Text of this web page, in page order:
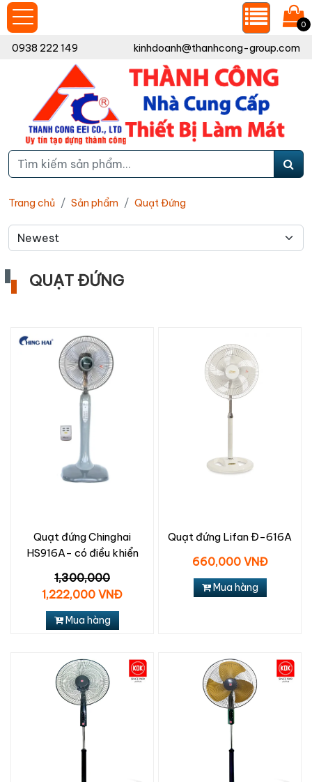
0
0938 222 149 kinhdoanh@thanhcong-group.com
Trang chủ Sản phẩm Quạt Đứng
QUẠT ĐỨNG
Quạt đứng Chinghai
HS916A- có điều khiển
1,300,000
1,222,000 VNĐ
Mua hàng
Quạt đứng Lifan Đ-616A
660,000 VNĐ
Mua hàng